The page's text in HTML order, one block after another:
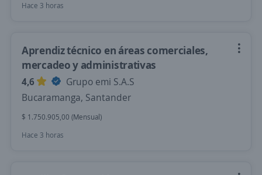
Hace 3 horas
Aprendiz técnico en áreas comerciales,
mercadeo y administrativas
4,6
Grupo emi S.A.S
Bucaramanga, Santander
$ 1.750.905,00 (Mensual)
Hace 3 horas